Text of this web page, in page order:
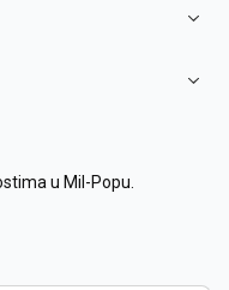
u Mil-Popu.